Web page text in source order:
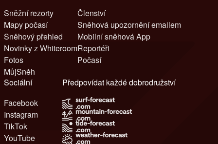
Sněžní rezorty
Mapy počasí
Sněhový přehled
Novinky z Whiteroom
Fotos
MůjSněh
Členství
Sněhová upozornění emailem
Mobilní sněhová App
Reportéři
Počasí
Sociální
Facebook
Instagram
TikTok
YouTube
Předpovídat každé dobrodružství